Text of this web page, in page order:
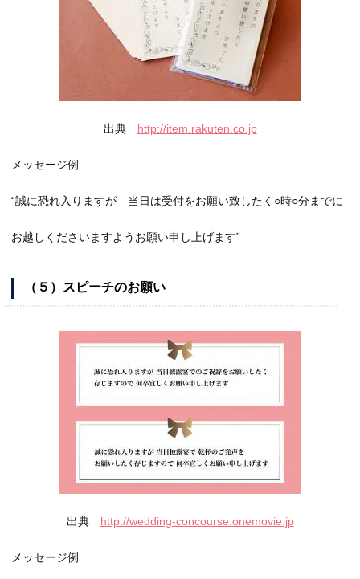
出典 http://item.rakuten.co.jp
メッセージ例
“誠に恐れ入りますが 当日は受付をお願い致したく○時○分までに
お越しくださいますようお願い申し上げます”
（５）スピーチのお願い
出典 http://wedding-concourse.onemovie.jp
メッセージ例